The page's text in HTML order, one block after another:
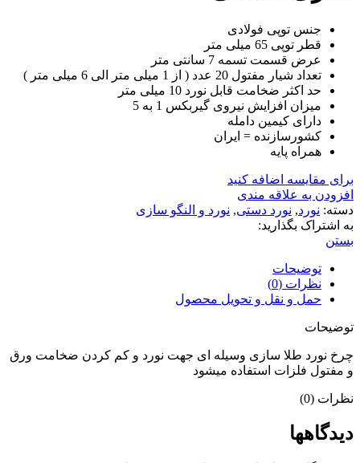
جنس توپی فولادی
قطر توپی 65 میلی متر
عرض قسمت تسمه 7 سانتی متر
تعداد شیار مفتول 20 عدد ( از 1 میلی متر الی 6 میلی متر )
حد اکثر ضخامت قابل نورد 10 میلی متر
میزان افزایش نیروی گیربکس 1 به 5
دارای کیمین دامله
کشورسازنده = ایران
همراه پایه
برای مقایسه اضافه کنید
افزودن به علاقه مندی
دسته: نورد, نورد دستی, نورد و النگو سازی
به اشتراک بگذارید:
بستن
توضیحات
نظرات (0)
حمل و نقل و تحویل محصول
توضیحات
چرخ نورد طلا سازی وسیله ای جهت نورد و کم کردن ضخامت ورق
و مفتول فلزات استفاده میشود
نظرات (0)
دیدگاهها